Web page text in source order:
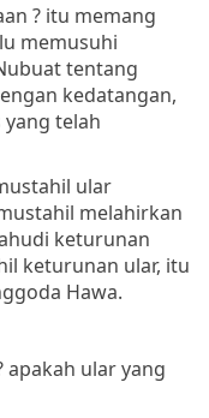
? itu memang
memusuhi
tentang
kedatangan,
telah
ular
melahirkan
keturunan
keturunan ular, itu
Hawa.
apakah ular yang